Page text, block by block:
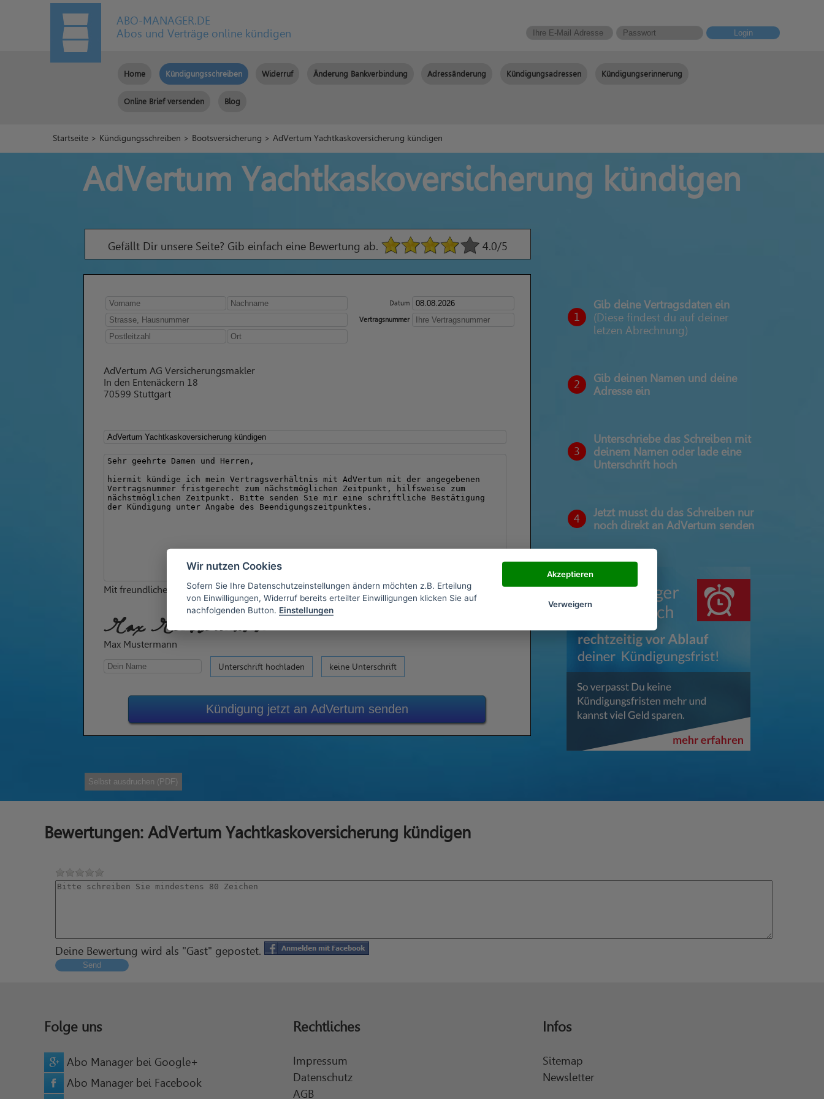
ABO-MANAGER.DE
Abos und Verträge online kündigen
Login
Home Kündigungsschreiben Widerruf Änderung Bankverbindung Adressänderung Kündigungsadressen Kündigungserinnerung
Online Brief versenden Blog
Startseite > Kündigungsschreiben > Bootsversicherung > AdVertum Yachtkaskoversicherung kündigen
AdVertum Yachtkaskoversicherung kündigen
Gefällt Dir unsere Seite? Gib einfach eine Bewertung ab. 4.0/5
Datum
Vertragsnummer
AdVertum AG Versicherungsmakler
In den Entenäckern 18
70599 Stuttgart
Mit freundlichen Grüßen
Max Mustermann
Max Mustermann
Unterschrift hochladen keine Unterschrift
Kündigung jetzt an AdVertum senden
1
Gib deine Vertragsdaten ein
(Diese findest du auf deiner
letzen Abrechnung)
2
Gib deinen Namen und deine
Adresse ein
3
Unterschriebe das Schreiben mit
deinem Namen oder lade eine
Unterschrift hoch
4
Jetzt musst du das Schreiben nur
noch direkt an AdVertum senden
Selbst ausdruchen (PDF)
Bewertungen: AdVertum Yachtkaskoversicherung kündigen
Deine Bewertung wird als "Gast" gepostet.
Send
Folge uns
Abo Manager bei Google+
Abo Manager bei Facebook
Rechtliches
Impressum
Datenschutz
AGB
Infos
Sitemap
Newsletter
Wir nutzen Cookies
Sofern Sie Ihre Datenschutzeinstellungen ändern möchten z.B. Erteilung
von Einwilligungen, Widerruf bereits erteilter Einwilligungen klicken Sie auf
nachfolgenden Button. Einstellungen
Akzeptieren
Verweigern